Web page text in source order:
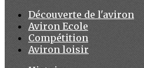
Découverte de l'aviron
Aviron Ecole
Compétition
Aviron loisir